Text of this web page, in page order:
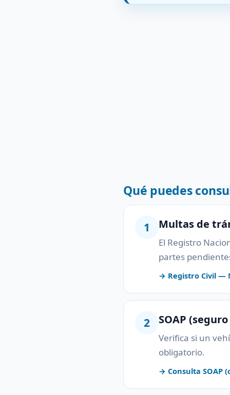
Qué puedes
1 Multas de
El Registro
partes
→ Registro Civil —
2 SOAP
Verifica si un
obligatorio.
→ Consulta SOAP